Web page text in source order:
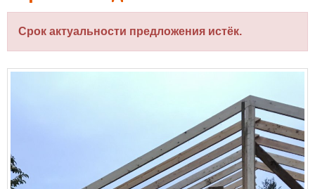
Срок актуальности предложения истёк.